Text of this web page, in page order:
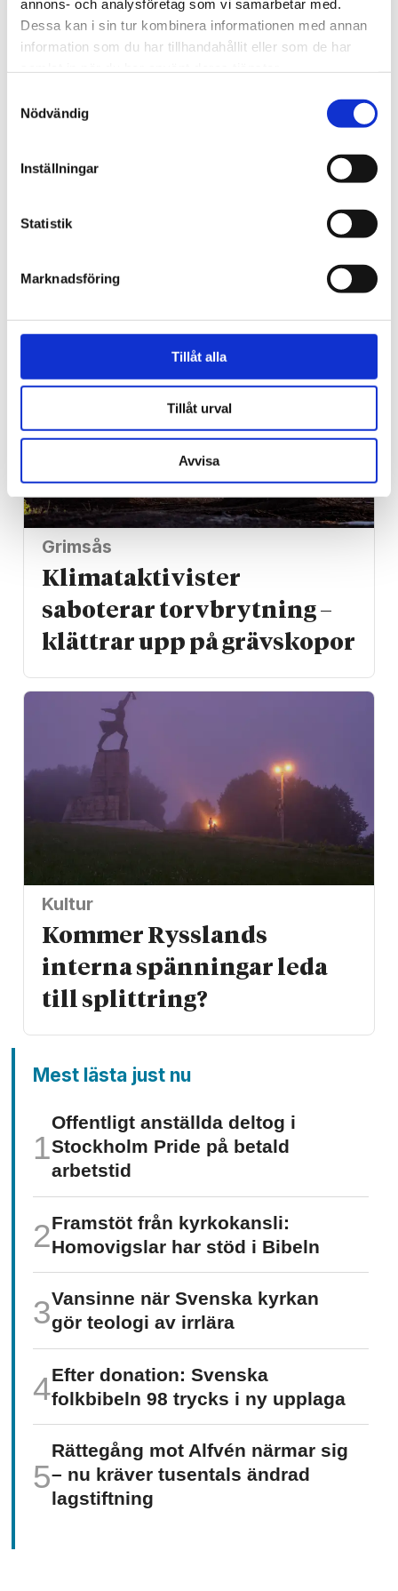
annons- och analysföretag som vi samarbetar med.
Dessa kan i sin tur kombinera informationen med annan
information som du har tillhandahållit eller som de har
Nödvändig
Inställningar
Statistik
Marknadsföring
Tillåt alla
Tillåt urval
Avvisa
Natur
så nyttigt är superbäret
Grimsås
Klimat­aktivister
saboterar torv­brytning –
klättrar upp på gräv­skopor
Kultur
Kommer Rysslands
interna spänningar leda
till splittring?
Mest lästa just nu
Offentligt anställda deltog i
Stockholm Pride på betald
arbetstid
Framstöt från kyrkokansli:
Homo­vigslar har stöd i Bibeln
Vansinne när Svenska kyrkan
gör teologi av irrlära
Efter donation: Svenska
folkbibeln 98 trycks i ny upplaga
Rättegång mot Alfvén närmar sig
– nu kräver tusentals ändrad
lagstiftning